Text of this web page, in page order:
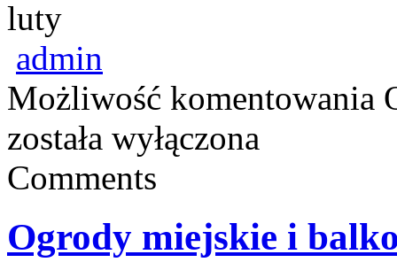
luty
admin
Możliwość komentowania
została wyłączona
Comments
Ogrody miejskie i